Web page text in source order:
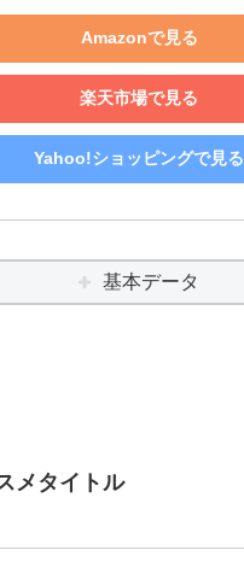
Amazonで見る
楽天市場で見る
Yahoo!ショッピングで見る
基本データ
メタイトル